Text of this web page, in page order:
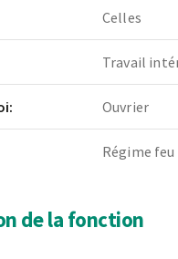
Celles
Travail
Ouvrier
Régime
de la fonction